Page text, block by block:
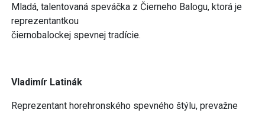
Mladá, talentovaná speváčka z Čierneho Balogu, ktorá je
reprezentantkou
čiernobalockej spevnej tradície.
Vladimír Latinák
Reprezentant horehronského spevného štýlu, prevažne